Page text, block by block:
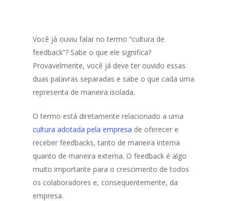
Você já ouviu falar no termo “cultura de
feedback”? Sabe o que ele significa?
Provavelmente, você já deve ter ouvido essas
duas palavras separadas e sabe o que cada uma
representa de maneira isolada.
O termo está diretamente relacionado a uma
cultura adotada pela empresa de oferecer e
receber feedbacks, tanto de maneira interna
quanto de maneira externa. O feedback é algo
muito importante para o crescimento de todos
os colaboradores e, consequentemente, da
empresa.